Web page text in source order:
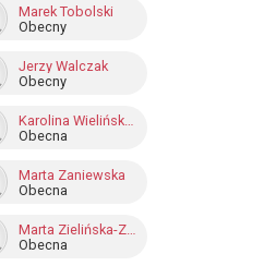
Marek Tobolski
Obecny
Jerzy Walczak
Obecny
Karolina Wielińska-Kuś
Obecna
Marta Zaniewska
Obecna
Marta Zielińska-Zaworska
Obecna